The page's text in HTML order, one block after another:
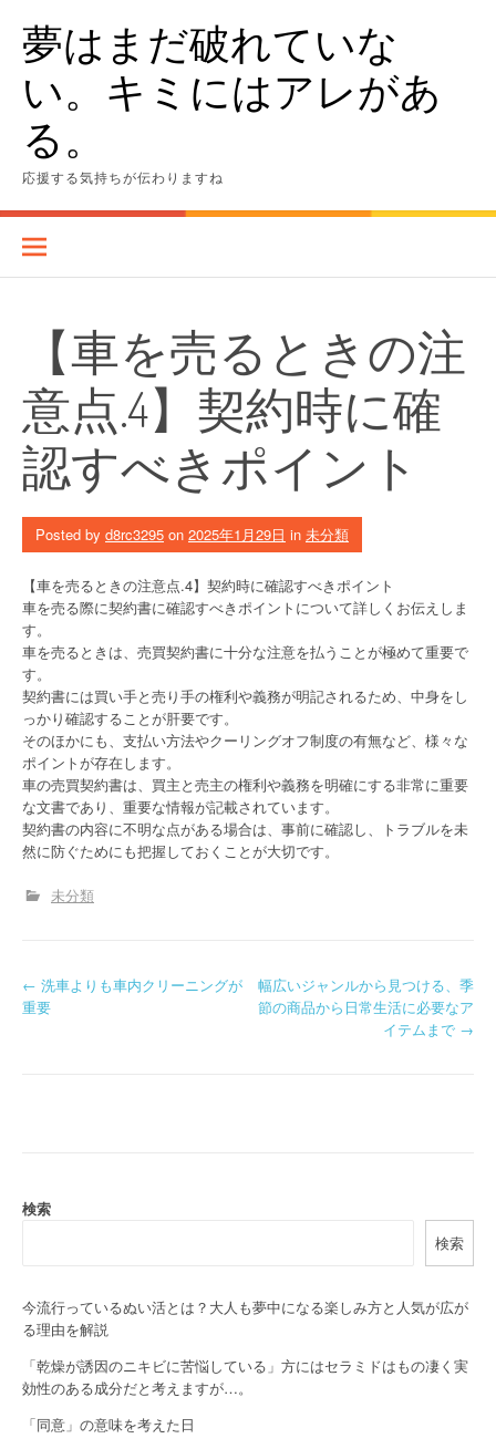
content夢はまだ破れていな
い。キミにはアレがあ
る。
応援する気持ちが伝わりますね
【車を売るときの注
意点.4】契約時に確
認すべきポイント
Posted by d8rc3295 on 2025年1月29日 in 未分類
【車を売るときの注意点.4】契約時に確認すべきポイント
車を売る際に契約書に確認すべきポイントについて詳しくお伝えしま
す。
車を売るときは、売買契約書に十分な注意を払うことが極めて重要で
す。
契約書には買い手と売り手の権利や義務が明記されるため、中身をし
っかり確認することが肝要です。
そのほかにも、支払い方法やクーリングオフ制度の有無など、様々な
ポイントが存在します。
車の売買契約書は、買主と売主の権利や義務を明確にする非常に重要
な文書であり、重要な情報が記載されています。
契約書の内容に不明な点がある場合は、事前に確認し、トラブルを未
然に防ぐためにも把握しておくことが大切です。
未分類
P
a
g
a
t
← 洗車よりも車内クリーニングが
重要
幅広いジャンルから見つける、季
節の商品から日常生活に必要なア
イテムまで →
検索
検索
今流行っているぬい活とは？大人も夢中になる楽しみ方と人気が広が
る理由を解説
「乾燥が誘因のニキビに苦悩している」方にはセラミドはもの凄く実
効性のある成分だと考えますが…。
「同意」の意味を考えた日